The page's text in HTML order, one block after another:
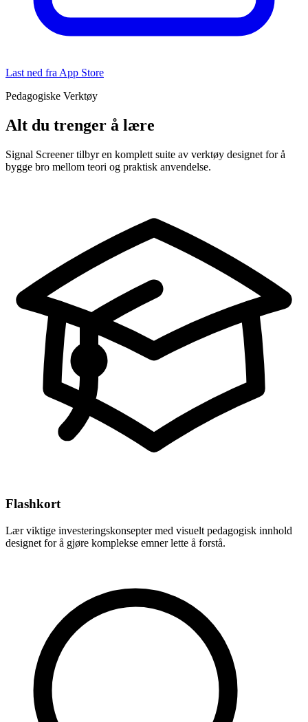
Last ned fra App Store
Pedagogiske Verktøy
Alt du trenger å lære
Signal Screener tilbyr en komplett suite av verktøy designet for å
bygge bro mellom teori og praktisk anvendelse.
Flashkort
Lær viktige investeringskonsepter med visuelt pedagogisk innhold
designet for å gjøre komplekse emner lette å forstå.